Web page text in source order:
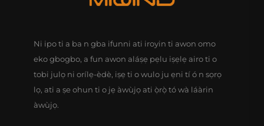
Ni ipo ti a ba n gba ifunni ati iroyin ti awon omo
eko gbogbo, a fun awon aláṣẹ pẹlu iṣẹlẹ airo ti o
tobi julọ ni orílẹ-èdè, iṣẹ ti o wulo ju ẹni tí ó n sọrọ
lọ, ati a ṣe ohun ti o jẹ àwùjọ ati ọ̀rọ̀ tó wà láàrin
àwùjọ.